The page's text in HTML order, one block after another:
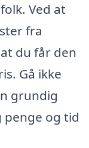
Ved at
fra
du får den
Gå ikke
grundig
penge og tid